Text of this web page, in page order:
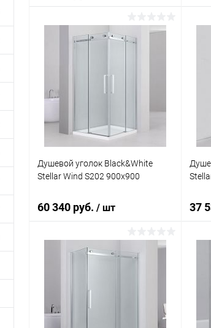
В корзину
Купить в 1 клик
В избранное
Душевой уголок Black&White
Stellar Wind S202 900х900
60 340 руб. / шт
В корзину
Купить в 1 клик
В избранное
37